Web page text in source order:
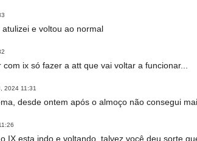
e voltou ao normal
ix só fazer a att que vai voltar a funcionar...
2024 11:31
desde ontem após o almoço não consegui
IX esta indo e voltando, talvez você deu sorte